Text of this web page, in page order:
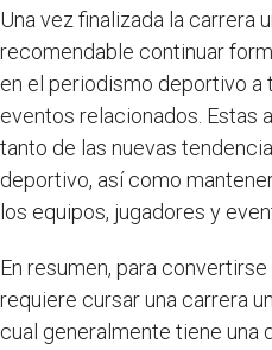
Una vez finalizada la carrera
recomendable continuar
en el periodismo deportivo a
eventos relacionados. Estas
tanto de las nuevas
deportivo, así como
los equipos, jugadores y
En resumen, para
requiere cursar una carrera
cual generalmente tiene una